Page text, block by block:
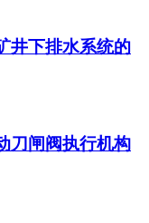
井下排水系统的
刀闸阀执行机构